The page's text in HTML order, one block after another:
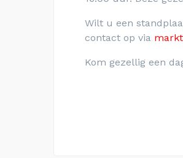
Wilt u een
contact op via
Kom gezellig een